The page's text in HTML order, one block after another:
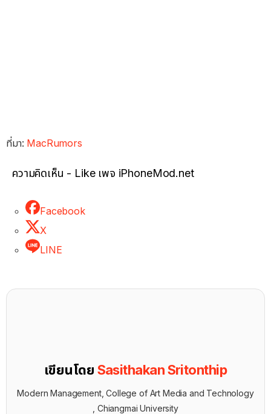
ที่มา: MacRumors
ความคิดเห็น - Like เพจ iPhoneMod.net
Facebook
X
LINE
เขียนโดย Sasithakan Sritonthip
Modern Management, College of Art Media and Technology
, Chiangmai University